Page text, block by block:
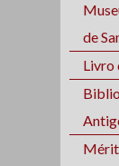
de
Livro